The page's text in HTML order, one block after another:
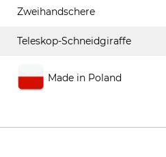
Zweihandschere
Teleskop-Schneidgiraffe
Made in Poland